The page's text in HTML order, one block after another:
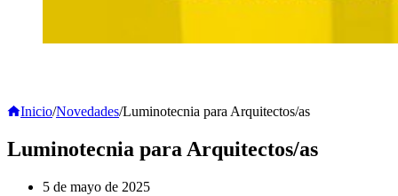
Inicio/Novedades/Luminotecnia para Arquitectos/as
Luminotecnia para Arquitectos/as
5 de mayo de 2025